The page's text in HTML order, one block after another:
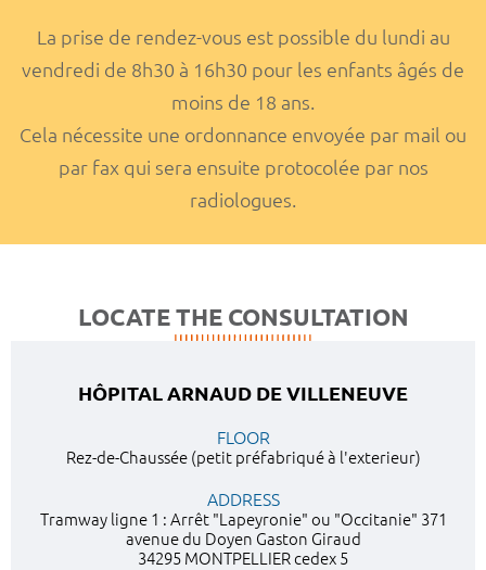
La prise de rendez-vous est possible du lundi au
vendredi de 8h30 à 16h30 pour les enfants âgés de
moins de 18 ans.
Cela nécessite une ordonnance envoyée par mail ou
par fax qui sera ensuite protocolée par nos
radiologues.
LOCATE THE CONSULTATION
HÔPITAL ARNAUD DE VILLENEUVE
FLOOR
Rez-de-Chaussée (petit préfabriqué à l'exterieur)
ADDRESS
Tramway ligne 1 : Arrêt "Lapeyronie" ou "Occitanie" 371
avenue du Doyen Gaston Giraud
34295 MONTPELLIER cedex 5